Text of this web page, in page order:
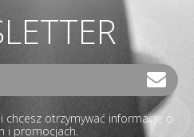
chcesz otrzymywać informacje o
i promocjach.